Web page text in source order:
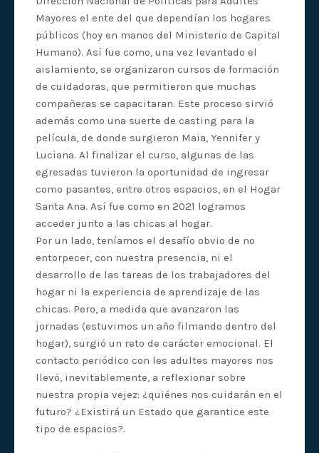
Mayores el ente del que dependían los hogares
públicos (hoy en manos del Ministerio de Capital
Humano). Así fue como, una vez levantado el
aislamiento, se organizaron cursos de formación
de cuidadoras, que permitieron que muchas
compañeras se capacitaran. Este proceso sirvió
además como una suerte de casting para la
película, de donde surgieron Maia, Yennifer y
Luciana. Al finalizar el curso, algunas de las
egresadas tuvieron la oportunidad de ingresar
como pasantes, entre otros espacios, en el Hogar
Santa Ana. Así fue como en 2021 logramos
acceder junto a las chicas al hogar.
Por un lado, teníamos el desafío obvio de no
entorpecer, con nuestra presencia, ni el
desarrollo de las tareas de los trabajadores del
hogar ni la experiencia de aprendizaje de las
chicas. Pero, a medida que avanzaron las
jornadas (estuvimos un año filmando dentro del
hogar), surgió un reto de carácter emocional. El
contacto periódico con les adultes mayores nos
llevó, inevitablemente, a reflexionar sobre
nuestra propia vejez: ¿quiénes nos cuidarán en el
futuro? ¿Existirá un Estado que garantice este
tipo de espacios?.